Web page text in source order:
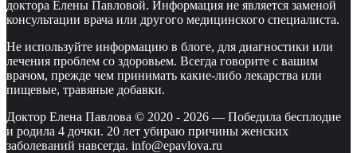
доктора Елены Павловой. Информация не является заменой
консультации врача или другого медицинского специалиста.
Не используйте информацию в блоге, для диагностики или
лечения проблем со здоровьем. Всегда говорите с вашим
врачом, прежде чем принимать какие-либо лекарства или
пищевые, травяные добавки.
Доктор Елена Павлова © 2020 - 2026 — Победила бесплодие
и родила 4 дочки. 20 лет убираю причины женских
заболеваний навсегда. info@epavlova.ru